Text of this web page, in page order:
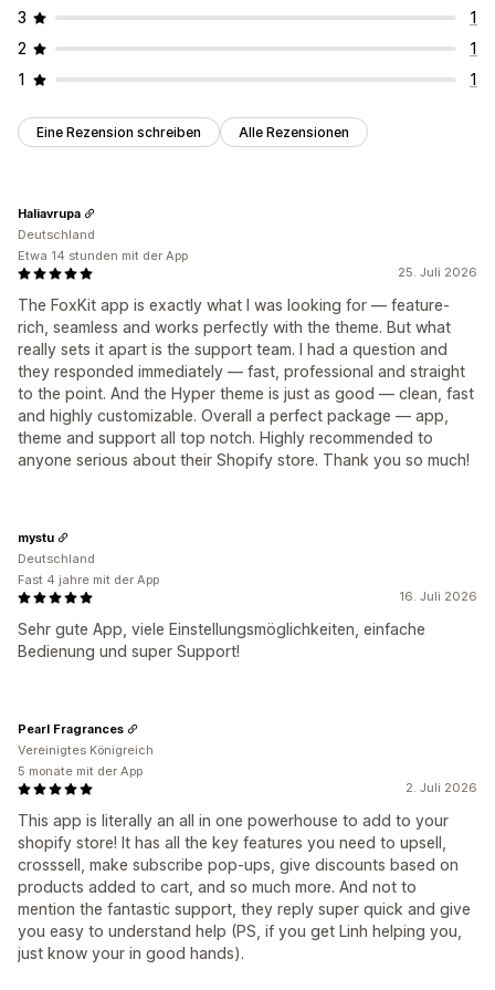
3
1
2
1
1
1
Eine Rezension schreiben Alle Rezensionen
25. Juli 2026
The FoxKit app is exactly what I was looking for — feature-
rich, seamless and works perfectly with the theme. But what
really sets it apart is the support team. I had a question and
they responded immediately — fast, professional and straight
to the point. And the Hyper theme is just as good — clean, fast
and highly customizable. Overall a perfect package — app,
theme and support all top notch. Highly recommended to
anyone serious about their Shopify store. Thank you so much!
Haliavrupa
Deutschland
Etwa 14 stunden mit der App
16. Juli 2026
Sehr gute App, viele Einstellungsmöglichkeiten, einfache
Bedienung und super Support!
mystu
Deutschland
Fast 4 jahre mit der App
2. Juli 2026
This app is literally an all in one powerhouse to add to your
shopify store! It has all the key features you need to upsell,
crosssell, make subscribe pop-ups, give discounts based on
products added to cart, and so much more. And not to
mention the fantastic support, they reply super quick and give
you easy to understand help (PS, if you get Linh helping you,
just know your in good hands).
Pearl Fragrances
Vereinigtes Königreich
5 monate mit der App